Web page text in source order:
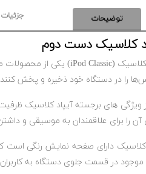
توضیحات
کلاسیک دست دوم
را در دستگاه خود ذخیره و پخش
ویژگی های برجسته آیپاد کلاسیک
آن را برای علاقمندان به موسیقی و
موجود در قسمت جلوی دستگاه به